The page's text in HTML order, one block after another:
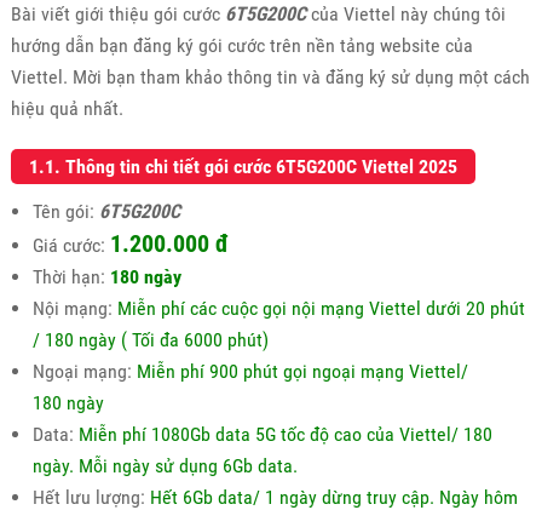
Bài viết giới thiệu gói cước 6T5G200Ccủa Viettel này chúng tôi
hướng dẫn bạn đăng ký gói cước trên nền tảng website của
Viettel. Mời bạn tham khảo thông tin và đăng ký sử dụng một cách
hiệu quả nhất.
1.1. Thông tin chi tiết gói cước 6T5G200C Viettel 2025
Tên gói: 6T5G200C
Giá cước: 1.200.000 đ
Thời hạn: 180 ngày
Nội mạng: Miễn phí các cuộc gọi nội mạng Viettel dưới 20 phút
/ 180 ngày ( Tối đa 6000 phút)
Ngoại mạng: Miễn phí 900 phút gọi ngoại mạng Viettel/
180 ngày
Data: Miễn phí 1080Gb data 5G tốc độ cao của Viettel/ 180
ngày. Mỗi ngày sử dụng 6Gb data.
Hết lưu lượng: Hết 6Gb data/ 1 ngày dừng truy cập. Ngày hôm